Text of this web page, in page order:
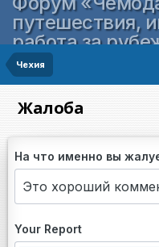
путешествия,
работа за
Чехия
Жалоба
На что именно вы
Your Report